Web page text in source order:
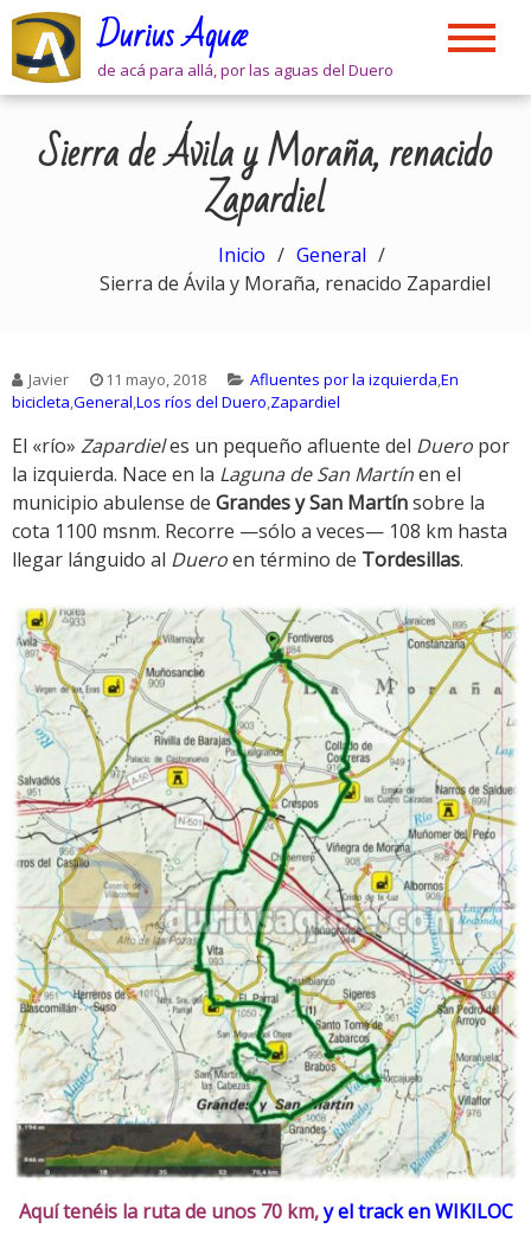
Skip
content
Durius Aquæ
de acá para allá, por las aguas del Duero
Sierra de Ávila y Moraña, renacido
Zapardiel
Inicio
General
Sierra de Ávila y Moraña, renacido Zapardiel
Javier 11 mayo, 2018 Afluentes por la izquierda,En
bicicleta,General,Los ríos del Duero,Zapardiel
El «río» Zapardieles un pequeño afluente del Duero por
la izquierda. Nace en la Laguna de San Martínen el
municipio abulense de Grandes y San Martínsobre la
cota 1100 msnm. Recorre —sólo a veces— 108 km hasta
llegar lánguido al Dueroen término de Tordesillas.
Aquí tenéis la ruta de unos 70 km,y el track en WIKILOC